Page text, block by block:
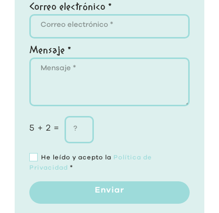
Correo electrónico *
Mensaje *
5 + 2 =
He leído y acepto la Política de
Privacidad *
Enviar